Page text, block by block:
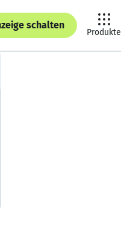
schalten
Produkte